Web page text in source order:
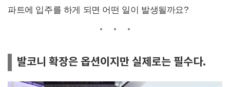
파트에 입주를 하게 되면 어떤 일이 발생될까요?
발코니 확장은 옵션이지만 실제로는 필수다.